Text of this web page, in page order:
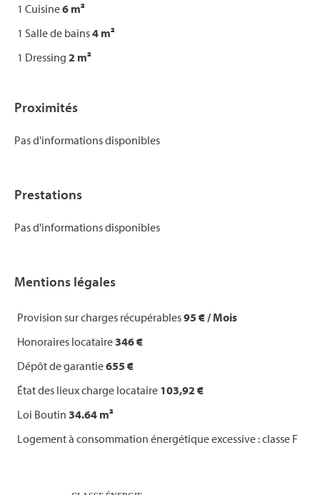
1 Cuisine6 m²
1 Salle de bains4 m²
1 Dressing 2 m²
Proximités
Pas d'informations disponibles
Prestations
Pas d'informations disponibles
Mentions légales
Provision sur charges récupérables95 € / Mois
Honoraires locataire346 €
Dépôt de garantie655 €
État des lieux charge locataire 103,92 €
Loi Boutin 34.64 m²
Logement à consommation énergétique excessive : classe F